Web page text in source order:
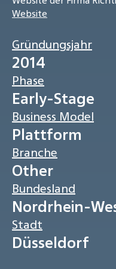
Website
Gründungsjahr
2014
Phase
Early-Stage
Business Model
Plattform
Branche
Other
Bundesland
Nordrhein-
Stadt
Düsseldorf